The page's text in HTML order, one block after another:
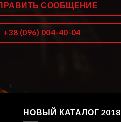
СООБЩЕНИЕ
+38 (096) 004-40-04
НОВЫЙ КАТАЛОГ 2018